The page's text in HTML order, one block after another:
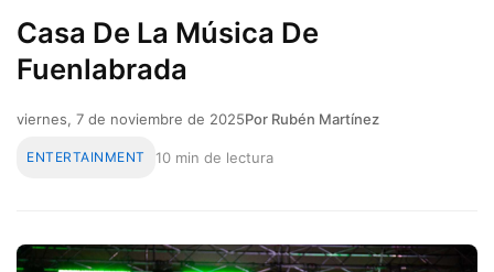
Casa De La Música De
Fuenlabrada
viernes, 7 de noviembre de 2025Por Rubén Martínez
ENTERTAINMENT 10 min de lectura